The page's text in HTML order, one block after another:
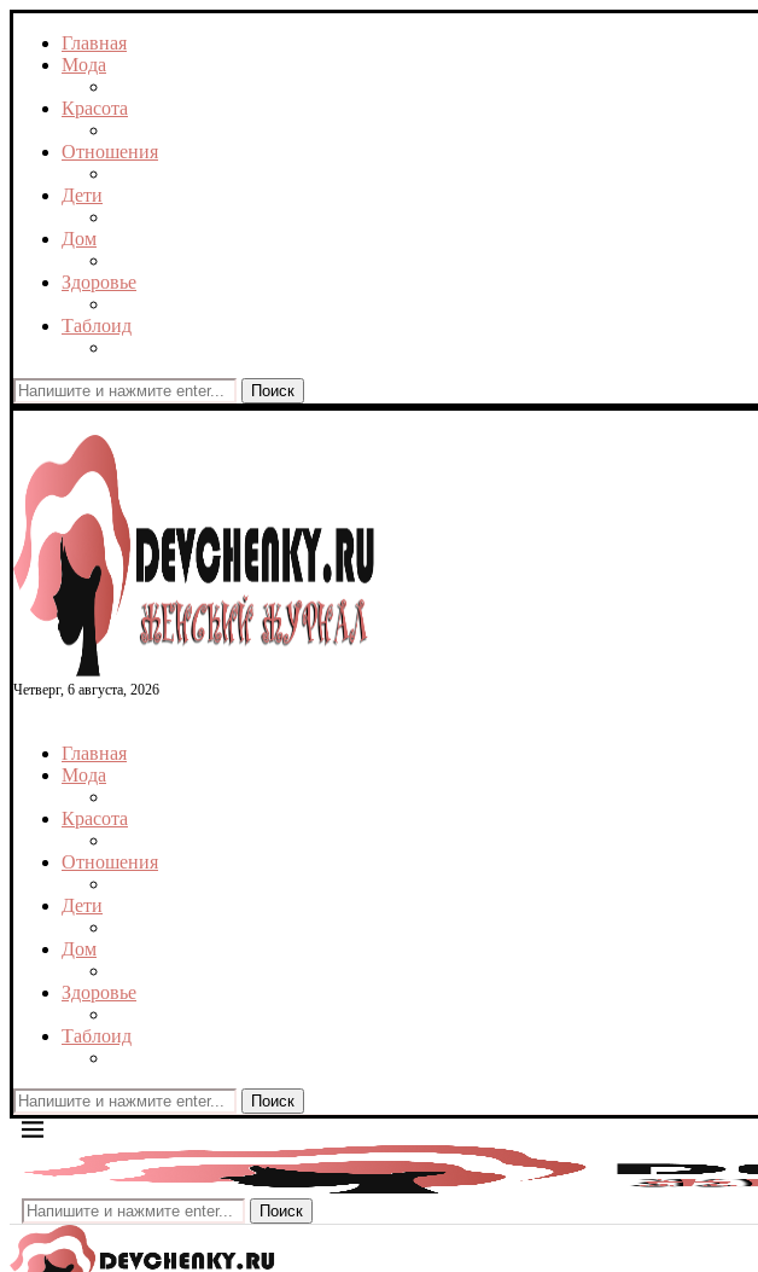
Главная
Мода
Красота
Отношения
Дети
Дом
Здоровье
Таблоид
Поиск
Четверг, 6 августа, 2026
Главная
Мода
Красота
Отношения
Дети
Дом
Здоровье
Таблоид
Поиск
Поиск